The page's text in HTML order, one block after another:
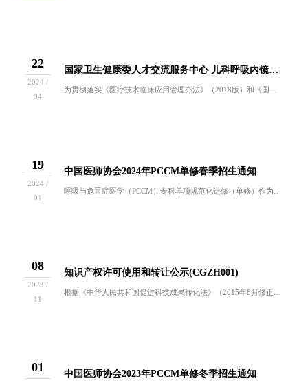
22
2024 /
04
国家卫生健康委人才交流服务中心 儿科呼吸内镜医师培训项目第三期培训招生通知
为贯彻落实《医疗技术临床应用管理办法》（2018版）和《国家卫生健康委办公厅关于印发内镜诊疗技术临床应用管理规定及呼吸内镜诊疗技术等13个内...
19
2024 /
01
中国医师协会2024年PCCM单修春季招生通知
呼吸与危重症医学（PCCM）专科单项规范化进修（单修）作为PCCM专培建设的补充部分，承担着推进PCCM专科医师的培训，使呼吸疾病的诊治更加...
08
2023 /
11
知识产权许可使用和转让公示(CGZH001)
根据《中华人民共和国促进科技成果转化法》（2015年8月修正）、《实施&amp;lt;中华人民共和国促进科技成果转化法&amp;gt;若...
01 中国医师协会2023年PCCM单修冬季招生通知